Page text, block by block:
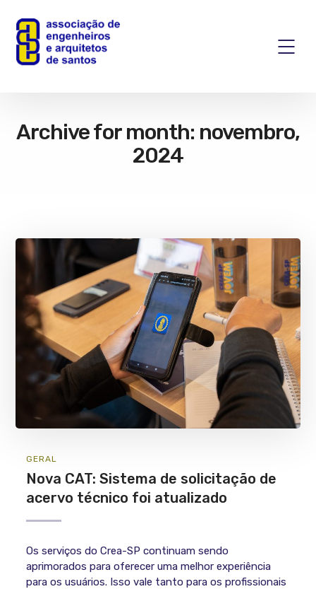
Archive for month: novembro,
2024
GERAL
Nova CAT: Sistema de solicitação de
acervo técnico foi atualizado
Os serviços do Crea-SP continuam sendo
aprimorados para oferecer uma melhor experiência
para os usuários. Isso vale tanto para os profissionais